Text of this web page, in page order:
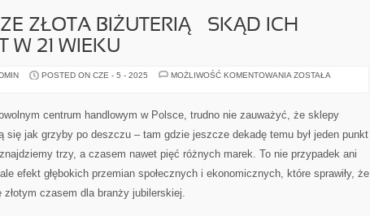
ZŁOTA BIŻUTERIĄ – SKĄD ICH
W 21 WIEKU
POSTED ON CZE - 5 - 2025 MOŻLIWOŚĆ KOMENTOWANIA SKLEPY
–
SKĄD
ROZKWIT
21
ZOSTAŁA
centrum handlowym w Polsce, trudno nie zauważyć, że sklepy
się jak grzyby po deszczu – tam gdzie jeszcze dekadę temu był jeden punkt
trzy, a czasem nawet pięć różnych marek. To nie przypadek ani
efekt głębokich przemian społecznych i ekonomicznych, które sprawiły, że
złotym czasem dla branży jubilerskiej.